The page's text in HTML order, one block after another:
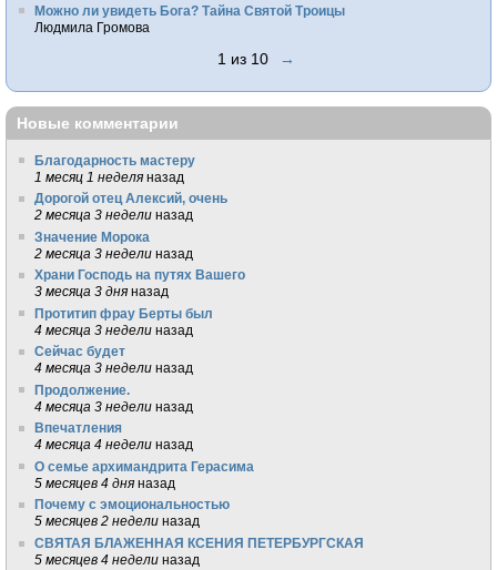
Можно ли увидеть Бога? Тайна Святой Троицы
Людмила Громова
1 из 10 →
Новые комментарии
Благодарность мастеру
1 месяц 1 неделя назад
Дорогой отец Алексий, очень
2 месяца 3 недели назад
Значение Морока
2 месяца 3 недели назад
Храни Господь на путях Вашего
3 месяца 3 дня назад
Протитип фрау Берты был
4 месяца 3 недели назад
Сейчас будет
4 месяца 3 недели назад
Продолжение.
4 месяца 3 недели назад
Впечатления
4 месяца 4 недели назад
О семье архимандрита Герасима
5 месяцев 4 дня назад
Почему с эмоциональностью
5 месяцев 2 недели назад
СВЯТАЯ БЛАЖЕННАЯ КСЕНИЯ ПЕТЕРБУРГСКАЯ
5 месяцев 4 недели назад